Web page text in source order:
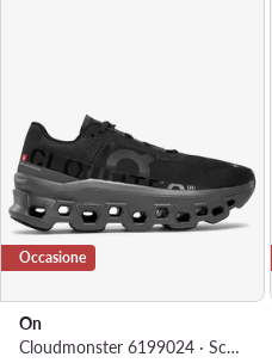
Occasione
On
Cloudmonster 6199024 · Scarpe running